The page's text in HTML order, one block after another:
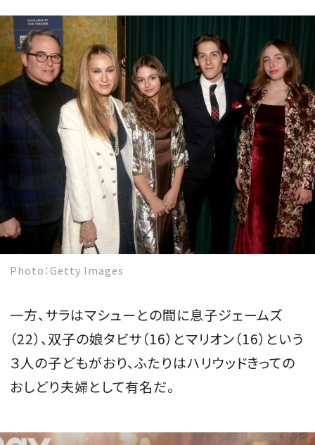
Photo：Getty Images
一方、サラはマシューとの間に息子ジェームズ
（22）、双子の娘タビサ（16）とマリオン（16）という
３人の子どもがおり、ふたりはハリウッドきっての
おしどり夫婦として有名だ。